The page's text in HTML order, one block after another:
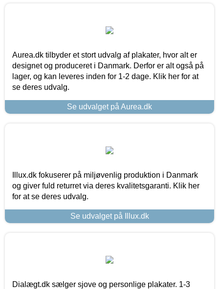
Aurea.dk tilbyder et stort udvalg af plakater, hvor alt er
designet og produceret i Danmark. Derfor er alt også på
lager, og kan leveres inden for 1-2 dage. Klik her for at
se deres udvalg.
Se udvalget på Aurea.dk
Illux.dk fokuserer på miljøvenlig produktion i Danmark
og giver fuld returret via deres kvalitetsgaranti. Klik her
for at se deres udvalg.
Se udvalget på Illux.dk
Dialægt.dk sælger sjove og personlige plakater. 1-3